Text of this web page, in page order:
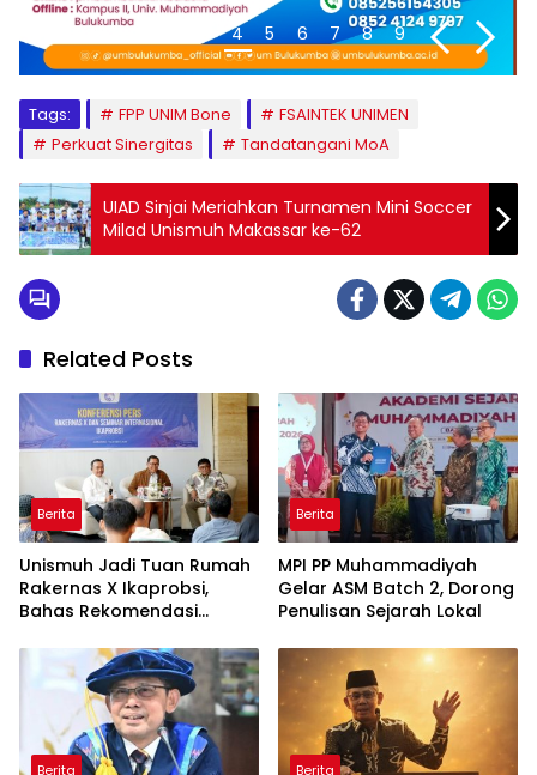
4 5 6 7 8 9
Tags: FPP UNIM Bone
FSAINTEK UNIMEN
Perkuat Sinergitas
Tandatangani MoA
UIAD Sinjai Meriahkan Turnamen Mini Soccer
Milad Unismuh Makassar ke-62
Related Posts
Berita
Unismuh Jadi Tuan Rumah
Rakernas X Ikaprobsi,
Bahas Rekomendasi
Indonesia di Tingkat
Global
Berita
MPI PP Muhammadiyah
Gelar ASM Batch 2, Dorong
Penulisan Sejarah Lokal
Berita Berita